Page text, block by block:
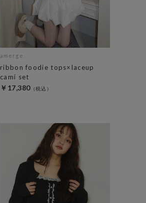
amerge.
ribbon foodie tops×laceup
cami set
￥17,380